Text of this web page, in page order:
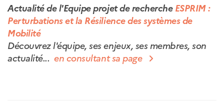
Actualité de l'Equipe projet de recherche ESPRIM :
Perturbations et la Résilience des systèmes de
Mobilité
Découvrez l'équipe, ses enjeux, ses membres, son
actualité...en consultant sa page